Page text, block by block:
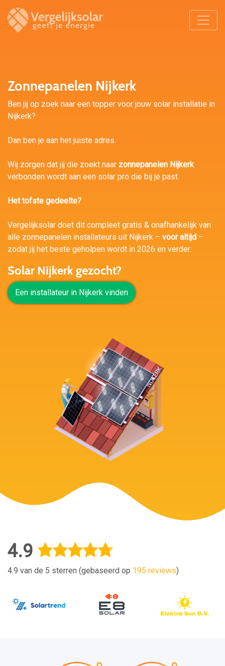
Zonnepanelen Nijkerk
Ben jij op zoek naar een topper voor jouw solar installatie in
Nijkerk?
Dan ben je aan het juiste adres.
Wij zorgen dat jij die zoekt naar zonnepanelen Nijkerk
verbonden wordt aan een solar pro die bij je past.
Het tofste gedeelte?
Vergelijksolar doet dit compleet gratis & onafhankelijk van
alle zonnepanelen installateurs uit Nijkerk – voor altijd –
zodat jij het beste geholpen wordt in 2026 en verder.
Solar Nijkerk gezocht?
Een installateur in Nijkerk vinden
4.9
4.9 van de 5 sterren (gebaseerd op 195 reviews)